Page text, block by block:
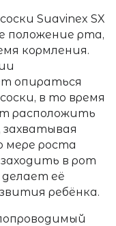
Suavinex SX
положение рта,
кормления.
опираться
в то время
расположить
мере роста
в рот
делает её
ребёнка.